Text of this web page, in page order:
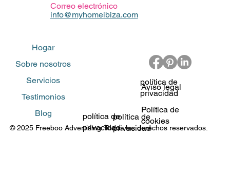
Correo electrónico
info@myhomeibiza.com
Hogar
Sobre nosotros
Servicios
Testimonios
Blog
© 2025 Freeboo Advertising. Todos los derechos reservados.
política de
privacidad
política de
privacidad
política de
privacidad
Aviso legal
Política de
cookies